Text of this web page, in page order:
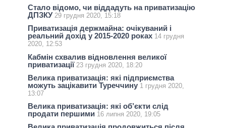
Стало відомо, чи віддадуть на приватизацію
ДПЗКУ 29 грудня 2020, 15:18
Приватизація держмайна: очікуваний і
реальний дохід у 2015-2020 роках 14 грудня
2020, 12:53
Кабмін схвалив відновлення великої
приватизації 23 грудня 2020, 18:20
Велика приватизація: які підприємства
можуть зацікавити Туреччину 1 грудня 2020,
13:07
Велика приватизація: які об’єкти слід
продати першими 16 липня 2020, 19:05